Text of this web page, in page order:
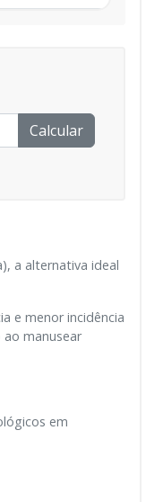
Calcular
a alternativa ideal
e menor incidência
manusear
em